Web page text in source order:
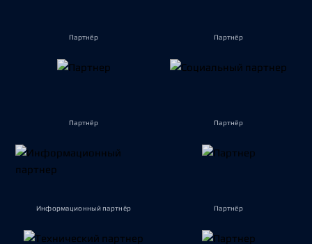
Партнёр Партнёр
Партнёр Партнёр
Информационный партнёр Партнёр